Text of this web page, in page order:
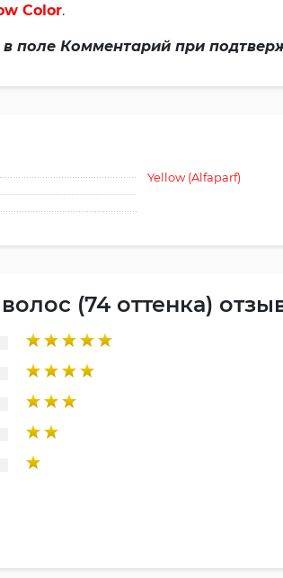
Color.
поле Комментарий при
Yellow (Alfaparf)
(74 оттенка)